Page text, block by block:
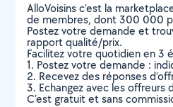
AlloVoisins c’est la
de membres, dont 300 000
Postez votre demande et
rapport qualité/prix.
Facilitez votre quotidien en 3
1. Postez votre demande :
2. Recevez des réponses
3. Echangez avec les
C’est gratuit et sans